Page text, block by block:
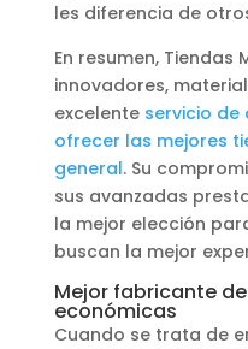
les diferencia de
En resumen, Tiendas
innovadores,
excelente servicio
ofrecer las mejores
general. Su
sus avanzadas
la mejor elección
buscan la mejor
Mejor fabricante
económicas
Cuando se trata de